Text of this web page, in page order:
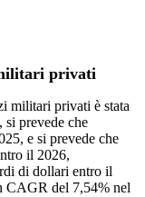
privati
militari privati ​​è stata
prevede che
e si prevede che
il 2026,
di dollari entro il
CAGR del 7,54% nel